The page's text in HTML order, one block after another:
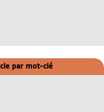
par mot-clé